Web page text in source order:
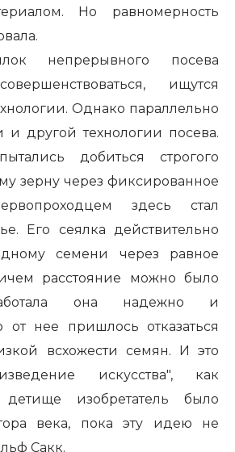
Но равномерность
непрерывного посева
ищутся
Однако параллельно
и другой технологии посева.
добиться строгого
зерну через фиксированное
здесь стал
Его сеялка действительно
семени через равное
расстояние можно было
она надежно и
от нее пришлось отказаться
всхожести семян. И это
искусства", как
изобретатель было
века, пока эту идею не
Сакк.